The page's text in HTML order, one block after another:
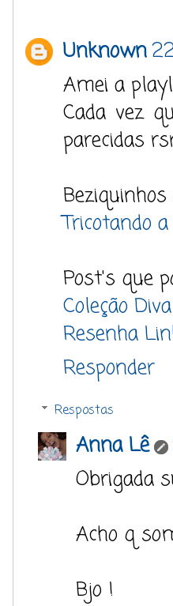
Unknown
Amei a
Cada vez
parecidas
Beziquinhos
Tricotando
Post's que
Coleção
Resenha
Responder
Respostas
Anna Lê
Obrigada
Acho q
Bjo !